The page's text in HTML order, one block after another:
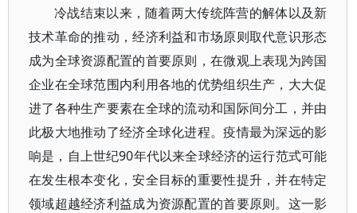
冷战结束以来，随着两大传统阵营的解体以及新
技术革命的推动，经济利益和市场原则取代意识形态
成为全球资源配置的首要原则，在微观上表现为跨国
企业在全球范围内利用各地的优势组织生产，大大促
进了各种生产要素在全球的流动和国际间分工，并由
此极大地推动了经济全球化进程。疫情最为深远的影
响是，自上世纪90年代以来全球经济的运行范式可能
在发生根本变化，安全目标的重要性提升，并在特定
领域超越经济利益成为资源配置的首要原则。这一影